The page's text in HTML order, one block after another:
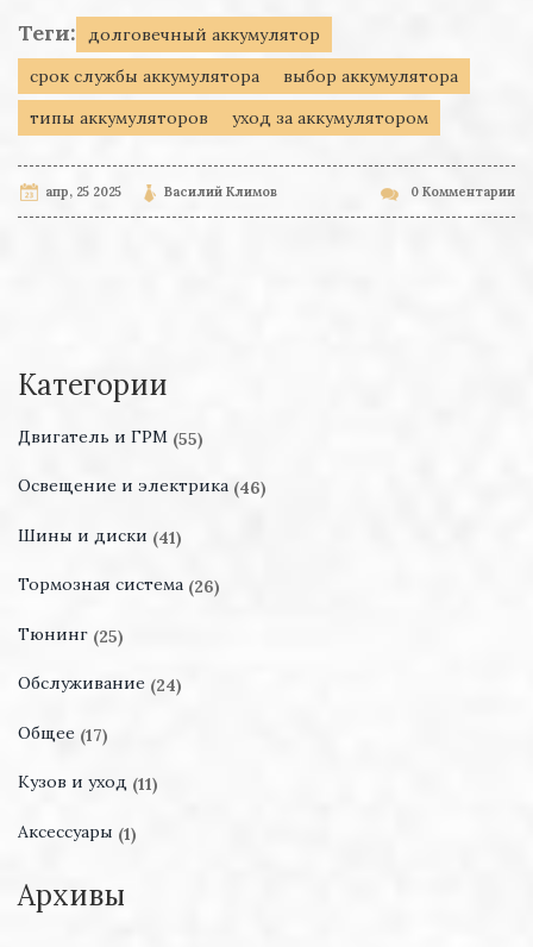
Теги:
долговечный аккумулятор
срок службы аккумулятора
выбор аккумулятора
типы аккумуляторов
уход за аккумулятором
апр, 25 2025 Василий Климов 0 Комментарии
Категории
Двигатель и ГРМ (55)
Освещение и электрика (46)
Шины и диски (41)
Тормозная система (26)
Тюнинг (25)
Обслуживание (24)
Общее (17)
Кузов и уход (11)
Аксессуары (1)
Архивы